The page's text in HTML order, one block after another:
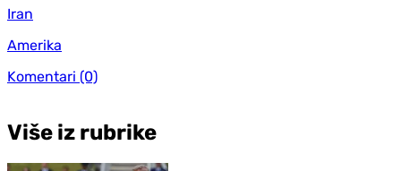
Iran
Amerika
Komentari (0)
Više iz rubrike